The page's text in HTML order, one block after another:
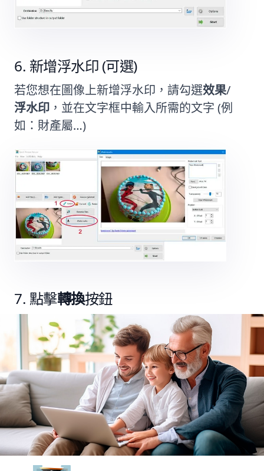
新增浮水印 (可選)
若您想在圖像上新增浮水印，請勾選效果/
浮水印 ，並在文字框中輸入所需的文字 (例
如：財產屬…)
點擊轉換按鈕